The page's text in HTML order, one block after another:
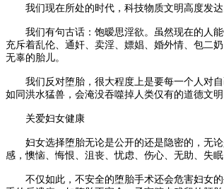
我们现在所处的时代，科技物质文明高度发达
我们有句古话：饱暧思淫欲。虽然现在的人能
充斥着乱伦、通奸、卖淫、嫖娼、婚外情、包二
无辜的胎儿。
我们反对堕胎，很大程度上是要每一个人对自
如同洪水猛兽，会淹没吞噬掉人类仅有的道德文明
关爱妇女健康
妇女选择堕胎无论是公开的还是隐密的，无论
感，懊恼、悔恨、沮丧、忧虑、伤心、无助、失
不仅如此，不安全的堕胎手术还会危害妇女的